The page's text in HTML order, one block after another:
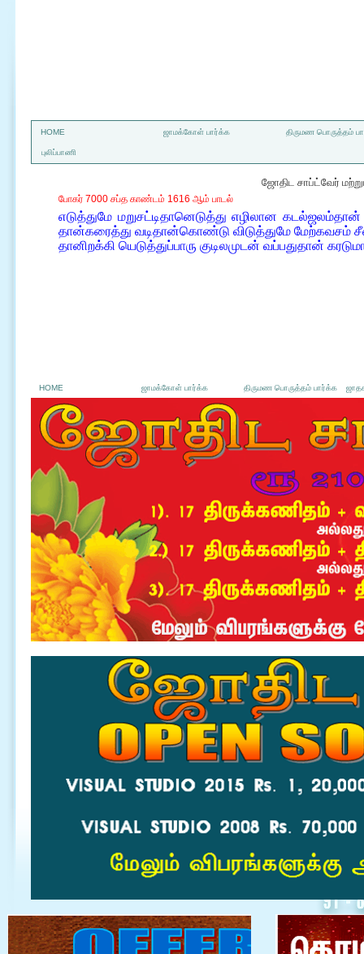
HOME ஜாமக்கோள் பார்க்க திருமண பொருத்தம்
புலிப்பாணி
ஜோதிட சாப்ட்வேர்
போகர் 7000 சப்த காண்டம் 1616 ஆம் பாடல்
எடுத்துமே மறுசட்டிதானெடுத்து எழிலான
தான்கரைத்து வடிதான்கொண்டு விடுத்துமே மேற்கவசம்
தானிறக்கி யெடுத்துப்பாரு குடிலமுடன் வப்பதுதான்
HOME ஜாமக்கோள் பார்க்க திருமண பொருத்தம் பார்க்க